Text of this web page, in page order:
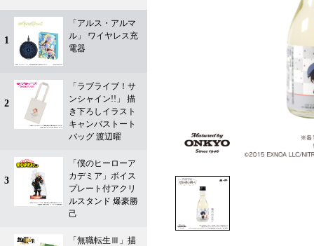
1
「アルス・アルマ
ル」 ワイヤレス充
電器
2
「ラブライブ！サ
ンシャイン!!」 描
き下ろしイラスト
キャンバストート
バッグ 渡辺曜
3
「僕のヒーローア
カデミア」ボイス
プレート付アクリ
ルスタンド 爆豪勝
己
「無職転生Ⅲ」描